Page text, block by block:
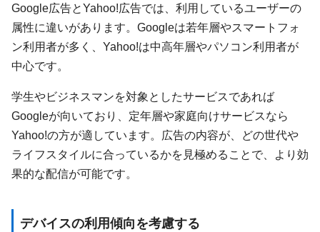
Google広告とYahoo!広告では、利用しているユーザーの
属性に違いがあります。Googleは若年層やスマートフォ
ン利用者が多く、Yahoo!は中高年層やパソコン利用者が
中心です。
学生やビジネスマンを対象としたサービスであれば
Googleが向いており、定年層や家庭向けサービスなら
Yahoo!の方が適しています。広告の内容が、どの世代や
ライフスタイルに合っているかを見極めることで、より効
果的な配信が可能です。
デバイスの利用傾向を考慮する